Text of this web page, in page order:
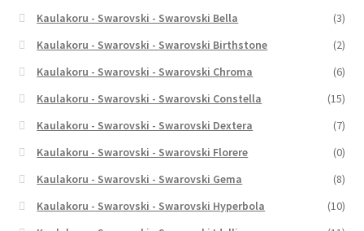
Kaulakoru - Swarovski - Swarovski Bella
(3)
Kaulakoru - Swarovski - Swarovski Birthstone
(2)
Kaulakoru - Swarovski - Swarovski Chroma
(6)
Kaulakoru - Swarovski - Swarovski Constella
(15)
Kaulakoru - Swarovski - Swarovski Dextera
(7)
Kaulakoru - Swarovski - Swarovski Florere
(0)
Kaulakoru - Swarovski - Swarovski Gema
(8)
Kaulakoru - Swarovski - Swarovski Hyperbola
(10)